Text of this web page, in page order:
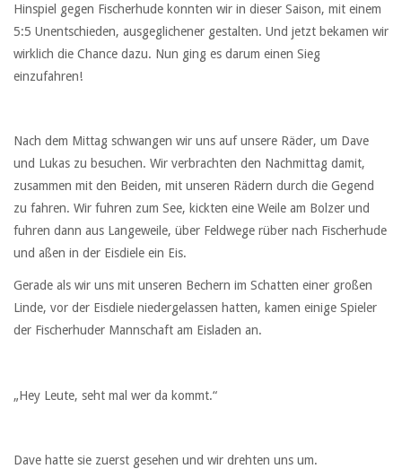
Hinspiel gegen Fischerhude konnten wir in dieser Saison, mit einem
5:5 Unentschieden, ausgeglichener gestalten. Und jetzt bekamen wir
wirklich die Chance dazu. Nun ging es darum einen Sieg
einzufahren!
Nach dem Mittag schwangen wir uns auf unsere Räder, um Dave
und Lukas zu besuchen. Wir verbrachten den Nachmittag damit,
zusammen mit den Beiden, mit unseren Rädern durch die Gegend
zu fahren. Wir fuhren zum See, kickten eine Weile am Bolzer und
fuhren dann aus Langeweile, über Feldwege rüber nach Fischerhude
und aßen in der Eisdiele ein Eis.
Gerade als wir uns mit unseren Bechern im Schatten einer großen
Linde, vor der Eisdiele niedergelassen hatten, kamen einige Spieler
der Fischerhuder Mannschaft am Eisladen an.
„Hey Leute, seht mal wer da kommt.“
Dave hatte sie zuerst gesehen und wir drehten uns um.